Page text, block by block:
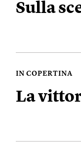
Sulla
IN COPERTINA
La